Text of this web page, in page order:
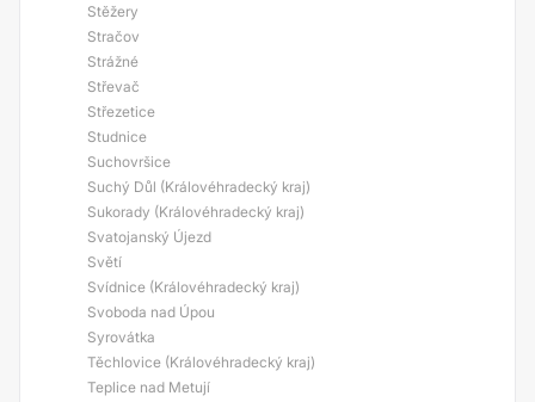
Stěžery
Stračov
Strážné
Střevač
Střezetice
Studnice
Suchovršice
Suchý Důl (Královéhradecký kraj)
Sukorady (Královéhradecký kraj)
Svatojanský Újezd
Světí
Svídnice (Královéhradecký kraj)
Svoboda nad Úpou
Syrovátka
Těchlovice (Královéhradecký kraj)
Teplice nad Metují